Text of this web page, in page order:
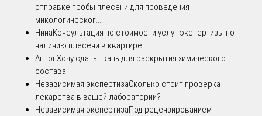
отправке пробы плесени для проведения
микологическог...
НинаКонсультация по стоимости услуг экспертизы по
наличию плесени в квартире
АнтонХочу сдать ткань для раскрытия химического
состава
Независимая экспертизаСколько стоит проверка
лекарства в вашей лаборатории?
Независимая экспертизаПод рецензированием